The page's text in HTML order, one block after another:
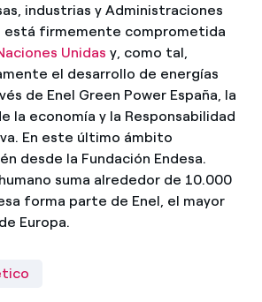
industrias y Administraciones
está firmemente comprometida
Unidas y, como tal,
el desarrollo de energías
de Enel Green Power España, la
la economía y la Responsabilidad
En este último ámbito
desde la Fundación Endesa.
suma alrededor de 10.000
forma parte de Enel, el mayor
Europa.